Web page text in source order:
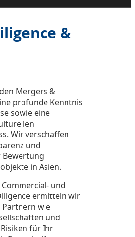
&
Mergers &
profunde Kenntnis
sowie eine
Wir verschaffen
und
Bewertung
in Asien.
und
ermitteln wir
wie
und
für Ihr